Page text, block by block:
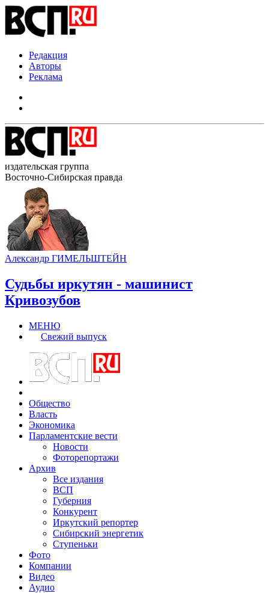
Редакция
Авторы
Реклама
издательская группа
Восточно-Сибирская правда
Александр ГИМЕЛЬШТЕЙН
Судьбы иркутян - машинист
Кривозубов
МЕНЮ
Свежий выпуск
Общество
Власть
Экономика
Парламентские вести
Новости
Фоторепортажи
Архив
Все издания
ВСП
Губерния
Конкурент
Иркутский репортер
Сибирский энергетик
Ступеньки
Фото
Компании
Видео
Аудио